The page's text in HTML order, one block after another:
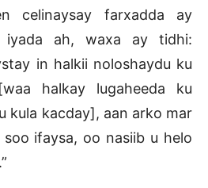
celinaysay farxadda ay
iyada ah, waxa ay tidhi:
in halkii noloshaydu ku
halkay lugaheeda ku
kula kacday], aan arko mar
ifaysa, oo nasiib u helo